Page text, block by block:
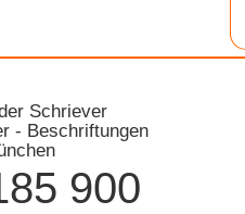
Schriever
- Beschriftungen
900